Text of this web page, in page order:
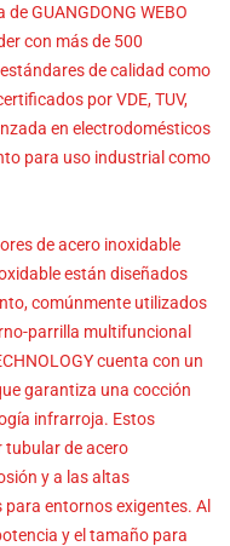
GUANGDONG WEBO
con más de 500
de calidad como
por VDE, TUV,
en electrodomésticos
para uso industrial como
de acero inoxidable
están diseñados
comúnmente utilizados
parrilla multifuncional
cuenta con un
garantiza una cocción
infrarroja. Estos
tubular de acero
y a las altas
entornos exigentes. Al
y el tamaño para